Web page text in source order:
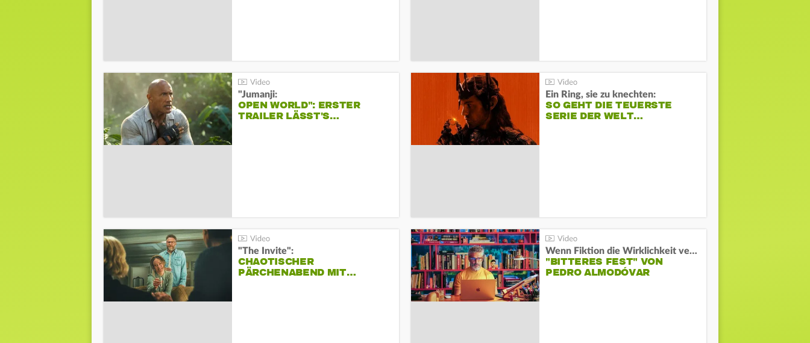
"Jumanji:
OPEN WORLD": ERSTER
TRAILER LÄSST'S…
Ein Ring, sie zu knechten:
SO GEHT DIE TEUERSTE
SERIE DER WELT…
"The Invite":
CHAOTISCHER
PÄRCHENABEND MIT…
Wenn Fiktion die Wirklichkeit verschiebt:
"BITTERES FEST" VON
PEDRO ALMODÓVAR